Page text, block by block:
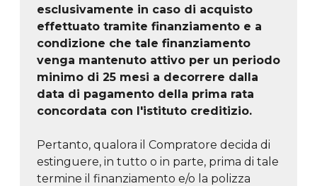
esclusivamente in caso di acquisto
effettuato tramite finanziamento e a
condizione che tale finanziamento
venga mantenuto attivo per un periodo
minimo di 25 mesi a decorrere dalla
data di pagamento della prima rata
concordata con l'istituto creditizio.
Pertanto, qualora il Compratore decida di
estinguere, in tutto o in parte, prima di tale
termine il finanziamento e/o la polizza